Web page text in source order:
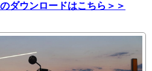
ダウンロードはこちら＞＞